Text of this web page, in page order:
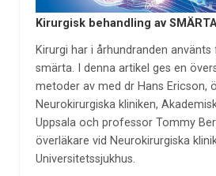
Kirurgisk behandling av SMÄRTA
Kirurgi har i århundranden
smärta. I denna artikel ges en
metoder av med dr Hans Ericson,
Neurokirurgiska kliniken,
Uppsala och professor Tommy
överläkare vid Neurokirurgiska
Universitetssjukhus.